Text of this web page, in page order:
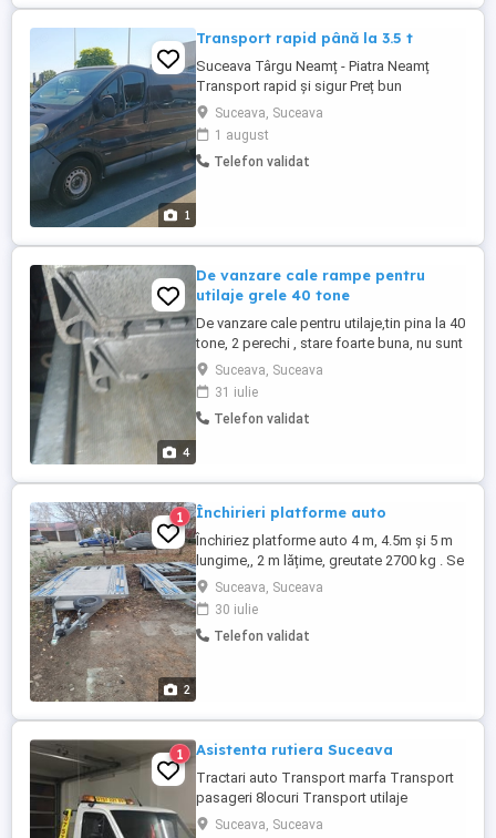
1
Transport rapid până la 3.5 t
Suceava Târgu Neamț - Piatra Neamț
Transport rapid și sigur Preț bun
Suceava, Suceava
1 august
Telefon validat
4
De vanzare cale rampe pentru
utilaje grele 40 tone
De vanzare cale pentru utilaje,tin pina la 40
tone, 2 perechi , stare foarte buna, nu sunt
ale mele, pentru detalii sunati la zero 750
sapte 40404
Suceava, Suceava
31 iulie
Telefon validat
2
1 Închirieri platforme auto
Închiriez platforme auto 4 m, 4.5m și 5 m
lungime,, 2 m lățime, greutate 2700 kg . Se
poate închiria pe zi , sau la cursa . acte
valabile , pentru mai multe detalii la tel sau
msg pret 150 lei pe zi
Suceava, Suceava
30 iulie
Telefon validat
1 Asistenta rutiera Suceava
Tractari auto Transport marfa Transport
pasageri 8locuri Transport utilaje
agricole0757221893
Suceava, Suceava